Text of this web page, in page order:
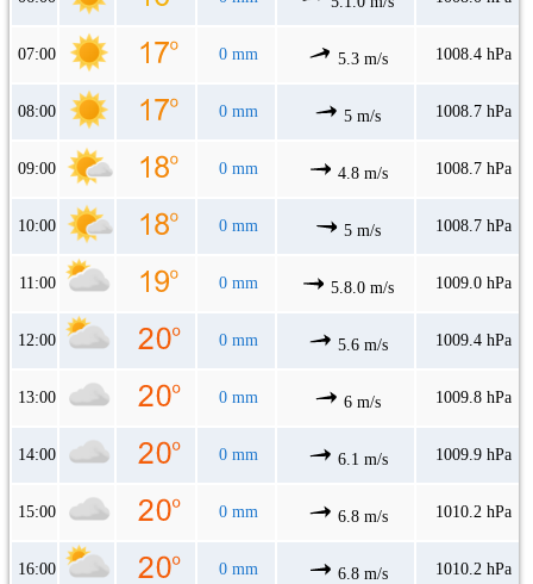
07:00 0 mm 5.3 m/s 1008.4 hPa
08:00 0 mm 5 m/s 1008.7 hPa
09:00 0 mm 4.8 m/s 1008.7 hPa
10:00 0 mm 5 m/s 1008.7 hPa
11:00 0 mm 5.8.0 m/s 1009.0 hPa
12:00 0 mm 5.6 m/s 1009.4 hPa
13:00 0 mm 6 m/s 1009.8 hPa
14:00 0 mm 6.1 m/s 1009.9 hPa
15:00 0 mm 6.8 m/s 1010.2 hPa
16:00 0 mm 6.8 m/s 1010.2 hPa